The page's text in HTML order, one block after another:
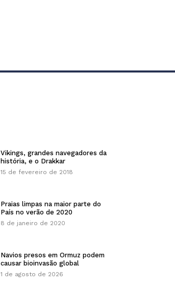
Vikings, grandes navegadores da
história, e o Drakkar
15 de fevereiro de 2018
Praias limpas na maior parte do
País no verão de 2020
8 de janeiro de 2020
Navios presos em Ormuz podem
causar bioinvasão global
1 de agosto de 2026